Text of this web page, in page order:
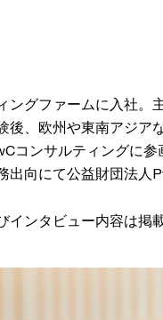
ングファームに入社。
後、欧州や東南アジア
コンサルティングに
出向にて公益財団法人
ンタビュー内容は掲